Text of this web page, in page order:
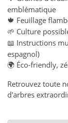
emblématique
🍁 Feuillage
🌱 Culture
📖 Instructions
espagnol)
🌍 Éco-friendly,
Retrouvez toute
d'arbres